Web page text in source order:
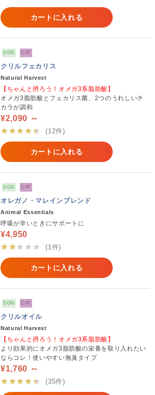
カートに入れる
DOG CAT
クリルフェカリス
Natural Harvest
【ちゃんと摂ろう！オメガ3系脂肪酸】
オメガ3脂肪酸とフェカリス菌、2つのうれしいチ
カラが調和
¥2,090 ～
★★★★★
(12件)
カートに入れる
DOG CAT
オレガノ・マレインブレンド
Animal Essentials
呼吸が辛いときにサポートに
¥4,950
★★★★★
(1件)
カートに入れる
DOG CAT
クリルオイル
Natural Harvest
【ちゃんと摂ろう！オメガ3系脂肪酸】
より効果的にオメガ3脂肪酸の栄養を取り入れたい
ならコレ！使いやすい無臭タイプ
¥1,760 ～
★★★★★
(35件)